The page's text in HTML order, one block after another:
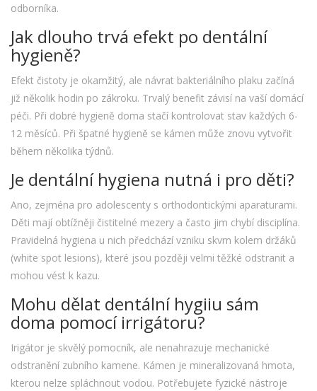
odborníka.
Jak dlouho trvá efekt po dentální
hygieně?
Efekt čistoty je okamžitý, ale návrat bakteriálního plaku začíná
již několik hodin po zákroku. Trvalý benefit závisí na vaší domácí
péči. Při dobré hygieně doma stačí kontrolovat stav každých 6-
12 měsíců. Při špatné hygieně se kámen může znovu vytvořit
během několika týdnů.
Je dentální hygiena nutná i pro děti?
Ano, zejména pro adolescenty s orthodontickými aparaturami.
Děti mají obtížněji čistitelné mezery a často jim chybí disciplína.
Pravidelná hygiena u nich předchází vzniku skvrn kolem držáků
(white spot lesions), které jsou později velmi těžké odstranit a
mohou vést k kazu.
Mohu dělat dentální hygiiu sám
doma pomocí irrigátoru?
Irigátor je skvělý pomocník, ale nenahrazuje mechanické
odstranění zubního kamene. Kámen je mineralizovaná hmota,
kterou nelze spláchnout vodou. Potřebujete fyzické nástroje